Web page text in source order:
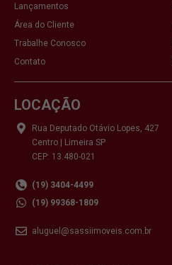
Lançamentos
Área do Cliente
Trabalhe Conosco
Contato
LOCAÇÃO
Rua Deputado Otávio Lopes, 427
Centro | Limeira SP
CEP: 13.480-021
(19) 3404-4499
(19) 99368-1809
aluguel@sassiimoveis.com.br